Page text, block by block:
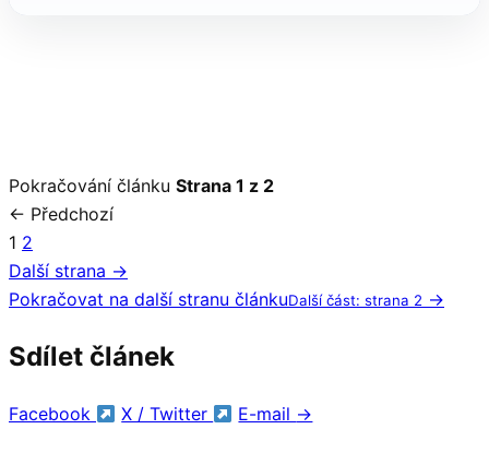
Pokračování článku Strana 1 z 2
← Předchozí
1 2
Další strana →
Pokračovat na další stranu článkuDalší část: strana 2 →
Sdílet článek
Facebook X / Twitter E-mail →